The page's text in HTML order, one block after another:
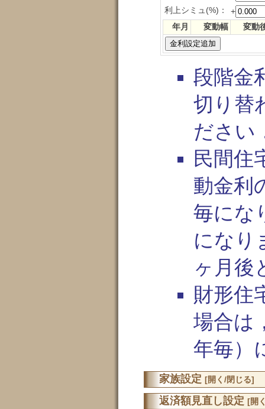
利上シミュ(%)：
+
年月
変動幅 変動
段階金
切り替
ださい
民間住
動金利
毎にな
になり
ヶ月後
財形住
場合は
年毎）
家族設定[開く/閉じる]
返済額見直し設定[開